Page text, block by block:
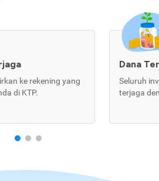
ke rekening yang
di KTP.
Dana
Seluruh
terjaga